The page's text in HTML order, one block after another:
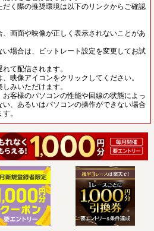
だく際の推奨環境は以下のリンクからご確認
画面や映像が正しく表示されないことがあ
い場合は、ビットレート設定を変更してお試
て配信されます。
映像アイコンをクリックしてください。
みいただけます。
お客様のパソコンの性能や回線の状態によっ
、あるいはパソコンの操作ができない場合
。